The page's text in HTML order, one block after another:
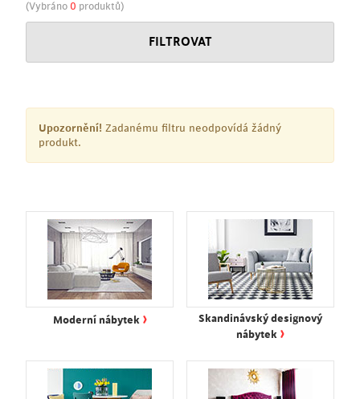
(Vybráno 0 produktů)
FILTROVAT
Upozornění! Zadanému filtru neodpovídá žádný
produkt.
Moderní nábytek ›
Skandinávský designový
nábytek ›